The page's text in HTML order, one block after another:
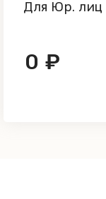
Для Юр.
0 ₽